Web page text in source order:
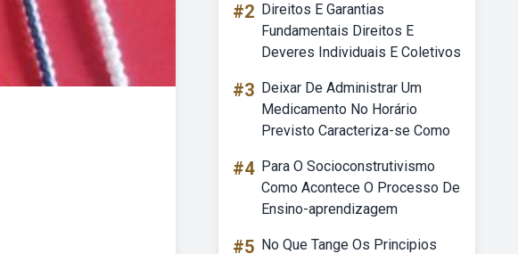
#2 Direitos E Garantias
Fundamentais Direitos E
Deveres Individuais E Coletivos
#3 Deixar De Administrar Um
Medicamento No Horário
Previsto Caracteriza-se Como
#4 Para O Socioconstrutivismo
Como Acontece O Processo De
Ensino-aprendizagem
#5 No Que Tange Os Principios